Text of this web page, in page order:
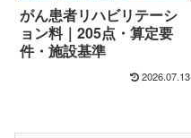
がん患者リハビリテーシ
ョン料｜205点・算定要
件・施設基準
2026.07.13